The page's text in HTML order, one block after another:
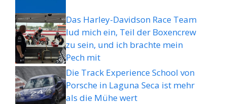
Das Harley-Davidson Race Team
lud mich ein, Teil der Boxencrew
zu sein, und ich brachte mein
Pech mit
Die Track Experience School von
Porsche in Laguna Seca ist mehr
als die Mühe wert